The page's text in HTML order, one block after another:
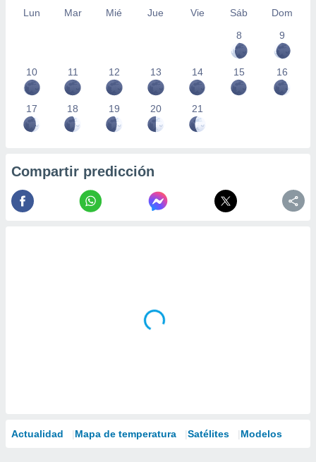
Lun Mar Mié Jue Vie Sáb
Dom
8
9
10 11 12 13 14 15 16
17 18 19 20 21
Compartir predicción
Actualidad Mapa de temperatura Satélites Modelos